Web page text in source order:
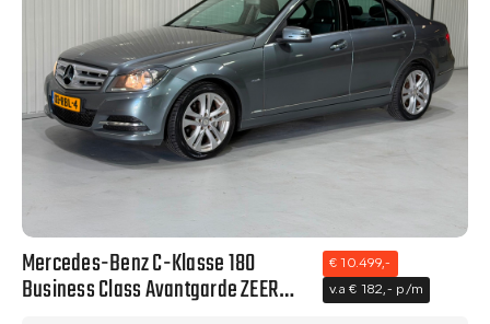
Mercedes-Benz C-Klasse 180
Business Class Avantgarde ZEER
€ 10.499,-
v.a € 182,- p/m